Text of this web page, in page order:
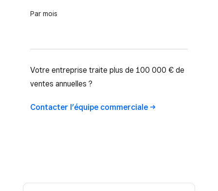
Par mois
Votre entreprise traite plus de 100 000 € de
ventes annuelles ?
Contacter l’équipe commerciale